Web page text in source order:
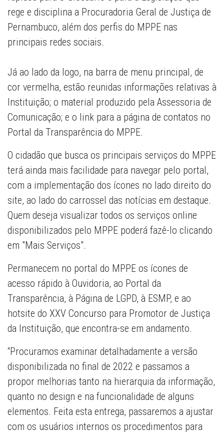
rege e disciplina a Procuradoria Geral de Justiça de
Pernambuco, além dos perfis do MPPE nas
principais redes sociais.
Já ao lado da logo, na barra de menu principal, de
cor vermelha, estão reunidas informações relativas à
Instituição; o material produzido pela Assessoria de
Comunicação; e o link para a página de contatos no
Portal da Transparência do MPPE.
O cidadão que busca os principais serviços do MPPE
terá ainda mais facilidade para navegar pelo portal,
com a implementação dos ícones no lado direito do
site, ao lado do carrossel das notícias em destaque.
Quem deseja visualizar todos os serviços online
disponibilizados pelo MPPE poderá fazê-lo clicando
em "Mais Serviços".
Permanecem no portal do MPPE os ícones de
acesso rápido à Ouvidoria, ao Portal da
Transparência, à Página de LGPD, à ESMP, e ao
hotsite do XXV Concurso para Promotor de Justiça
da Instituição, que encontra-se em andamento.
“Procuramos examinar detalhadamente a versão
disponibilizada no final de 2022 e passamos a
propor melhorias tanto na hierarquia da informação,
quanto no design e na funcionalidade de alguns
elementos. Feita esta entrega, passaremos a ajustar
com os usuários internos os procedimentos para